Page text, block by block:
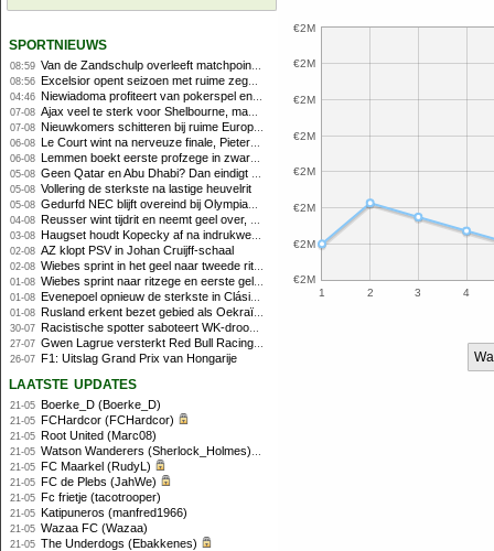
sportnieuws
08:59 Van de Zandschulp overleeft matchpoints, ook Griekspoor verder in Montreal
08:56 Excelsior opent seizoen met ruime zege op promovendus Cambuur
04:46 Niewiadoma profiteert van pokerspel en grijpt geel op Ventoux
07-08 Ajax veel te sterk voor Shelbourne, maar houdt schade beperkt
07-08 Nieuwkomers schitteren bij ruime Europese zege FC Twente
06-08 Le Court wint na nerveuze finale, Pieterse derde
06-08 Lemmen boekt eerste profzege in zware Ronde van Polen-rit
05-08 Geen Qatar en Abu Dhabi? Dan eindigt Formule 1-seizoen mogelijk in Europa
05-08 Vollering de sterkste na lastige heuvelrit
05-08 Gedurfd NEC blijft overeind bij Olympiakos
04-08 Reusser wint tijdrit en neemt geel over, Nooijen knap tweede
03-08 Haugset houdt Kopecky af na indrukwekkende solo van 86 kilometer
02-08 AZ klopt PSV in Johan Cruijff-schaal
02-08 Wiebes sprint in het geel naar tweede ritzege
01-08 Wiebes sprint naar ritzege en eerste gele trui in Tour Femmes
01-08 Evenepoel opnieuw de sterkste in Clásica San Sebastián
01-08 Rusland erkent bezet gebied als Oekraïens voor opheffing IOC-schorsing
30-07 Racistische spotter saboteert WK-droom van powerliftster
27-07 Gwen Lagrue versterkt Red Bull Racing vanaf 2027
26-07 F1: Uitslag Grand Prix van Hongarije
laatste updates
21-05 Boerke_D (Boerke_D)
21-05 FCHardcor (FCHardcor)
21-05 Root United (Marc08)
21-05 Watson Wanderers (Sherlock_Holmes)
21-05 FC Maarkel (RudyL)
21-05 FC de Plebs (JahWe)
21-05 Fc frietje (tacotrooper)
21-05 Katipuneros (manfred1966)
21-05 Wazaa FC (Wazaa)
21-05 The Underdogs (Ebakkenes)
1 2 3 4
€2M
€2M
€2M
€2M
€2M
€2M
€2M
€2M